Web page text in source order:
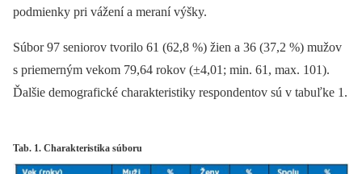
podmienky pri vážení a meraní výšky.
Súbor 97 seniorov tvorilo 61 (62,8 %) žien a 36 (37,2 %) mužov
s priemerným vekom 79,64 rokov (±4,01; min. 61, max. 101).
Ďalšie demografické charakteristiky respondentov sú v tabuľke 1.
Tab. 1. Charakteristika súboru